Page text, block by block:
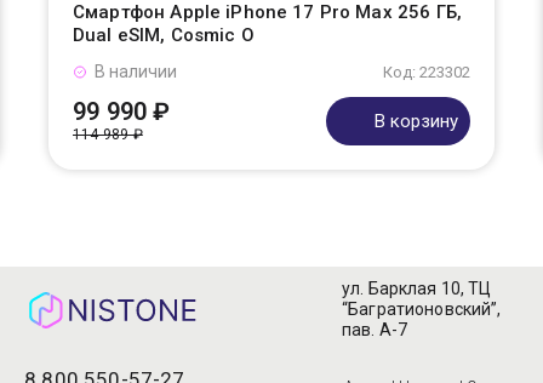
Смартфон Apple iPhone 17 Pro Max 256 ГБ,
Dual eSIM, Cosmic O
Код: 223302
В наличии
99 990 ₽
114 989 ₽
В корзину
ул. Барклая 10, ТЦ
“Багратионовский”,
пав. А-7